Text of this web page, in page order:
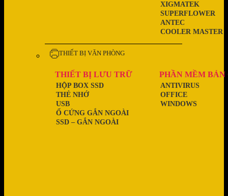
COOLER MASTER
ANTEC
SUPERFLOWER
XIGMATEK
THIẾT BỊ VĂN PHÒNG
THIẾT BỊ LƯU TRỮ
SSD – GẮN NGOÀI
Ổ CỨNG GẮN NGOÀI
USB
THẺ NHỚ
HỘP BOX SSD
PHẦN MỀM BẢN
WINDOWS
OFFICE
ANTIVIRUS